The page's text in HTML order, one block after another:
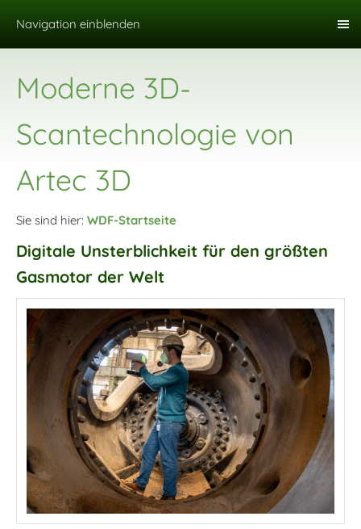
Navigation einblenden
Moderne 3D-
Scantechnologie von
Artec 3D
Sie sind hier: WDF-Startseite
Digitale Unsterblichkeit für den größten
Gasmotor der Welt